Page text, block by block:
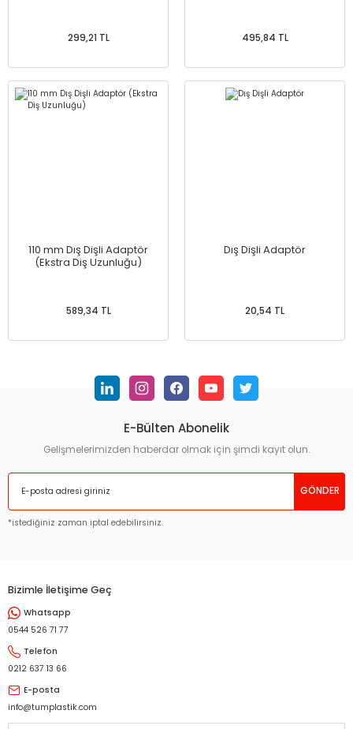
299,21 TL 495,84 TL
110 mm Dış Dişli Adaptör
(Ekstra Diş Uzunluğu)
589,34 TL
Dış Dişli Adaptör
20,54 TL
E-Bülten Abonelik
Gelişmelerimizden haberdar olmak için şimdi kayıt olun.
GÖNDER
*istediğiniz zaman iptal edebilirsiniz.
Bizimle İletişime Geç
Whatsapp
0544 526 71 77
Telefon
0212 637 13 66
E-posta
info@tumplastik.com